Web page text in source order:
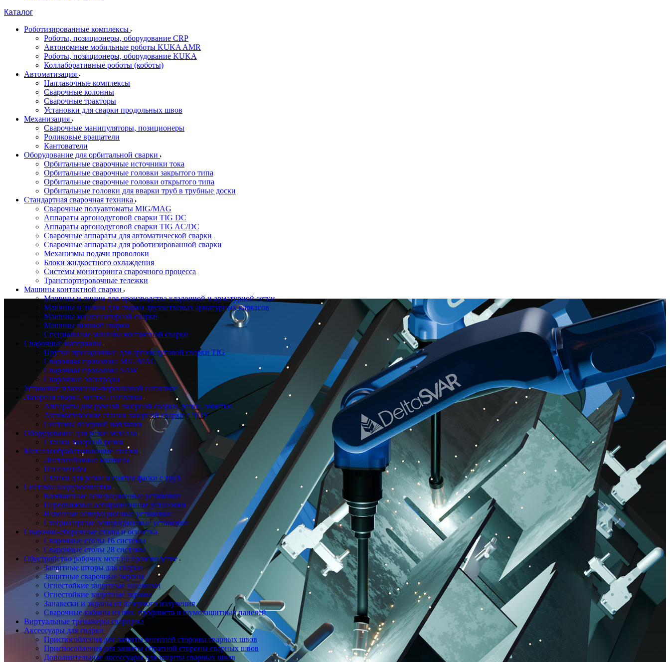
Каталог
Роботизированные комплексы
Роботы, позиционеры, оборудование CRP
Автономные мобильные роботы KUKA AMR
Роботы, позиционеры, оборудование KUKA
Коллаборативные роботы (коботы)
Автоматизация
Наплавочные комплексы
Сварочные колонны
Сварочные тракторы
Установки для сварки продольных швов
Механизация
Сварочные манипуляторы, позиционеры
Роликовые вращатели
Кантователи
Оборудование для орбитальной сварки
Орбитальные сварочные источники тока
Орбитальные сварочные головки закрытого типа
Орбитальные сварочные головки открытого типа
Орбитальные головки для вварки труб в трубные доски
Стандартная сварочная техника
Сварочные полуавтоматы MIG/MAG
Аппараты аргонодуговой сварки TIG DC
Аппараты аргонодуговой сварки TIG AC/DC
Сварочные аппараты для автоматической сварки
Сварочные аппараты для роботизированной сварки
Механизмы подачи проволоки
Блоки жидкостного охлаждения
Системы мониторинга сварочного процесса
Транспортировочные тележки
Машины контактной сварки
Машины и линии для производства кладочной и арматурной сетки
Машины и линии для сварки двухветвевых арматурных каркасов
Машины конденсаторной сварки
Машины шовной сварки
Специальные машины контактной сварки
Сварочные материалы
Прутки присадочные для аргонодуговой сварки TIG
Сварочная проволока MIG/MAG
Сварочная проволока SAW
Сварочные электроды
Установки плазменно-порошковой наплавки
Лазерная сварка, чистка, наплавка
Аппараты для ручной лазерной сварки, резки, очистки
Автоматические станки лазерной сварки с ЧПУ
Системы лазерной наплавки
Оборудование для резки металла
Станки лазерной резки
Металлообрабатывающие станки
Листогибочные машины
Панелегибы
Станки для резки и снятия фаски с труб
Системы воздухоочистки
Компактные аспирационные установки
Передвижные аспирационные установки
Навесные аспирационные установки
Стационарные аспирационные установки
Сварочно-сборочные столы и оснастка
Сварочные столы 16 системы
Сварочные столы 28 системы
Обустройство рабочих мест на производстве
Защитные шторы для сварки
Защитные сварочные экраны
Огнестойкие защитные занавески
Огнестойкие защитные экраны
Занавески и экраны от лазерного излучения
Сварочные кабины из пвх, профлиста и шумозащитных панелей
Виртуальные тренажеры сварщика
Аксессуары для сварки
Приспособления для защиты внешней стороны сварных швов
Приспособления для защиты обратной стороны сварных швов
Дополнительные аксессуары для защиты сварных швов